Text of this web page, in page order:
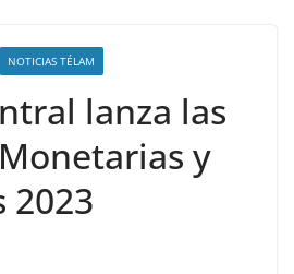
NOTICIAS TÉLAM
lanza las
y
2023